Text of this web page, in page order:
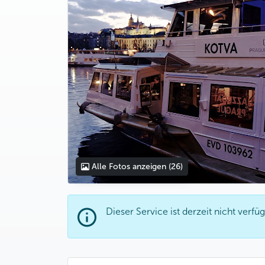
Alle Fotos anzeigen (26)
Dieser Service ist derzeit nicht